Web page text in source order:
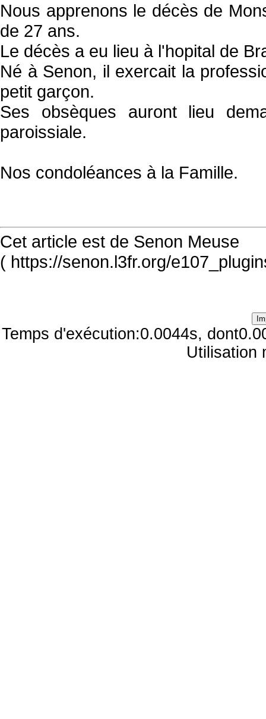
Nous apprenons le décès de
de 27 ans.
Le décès a eu lieu à l'hopital de
Né à Senon, il exercait la
petit garçon.
Ses obsèques auront lieu
paroissiale.
Nos condoléances à la Famille.
Cet article est de Senon Meuse
( https://senon.l3fr.org/
Temps d'exécution:0.0044s,
Utilisation